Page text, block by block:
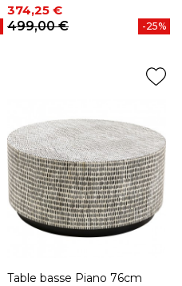
Prix
374,25 €
Prix de base
499,00 €
-25%
Table basse Piano 76cm